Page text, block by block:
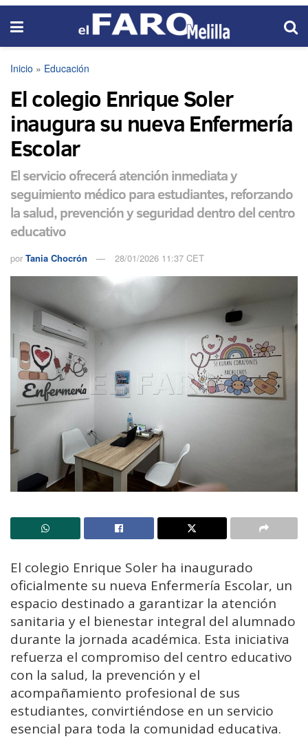
Inicio » Educación
El colegio Enrique Soler
inaugura su nueva Enfermería
Escolar
El servicio ofrecerá atención inmediata y
seguimiento médico para estudiantes, reforzando
la salud, prevención y seguridad dentro del centro
educativo
por Tania Chocrón 28/01/2026 11:37 CET
El colegio Enrique Soler ha inaugurado
oficialmente su nueva Enfermería Escolar, un
espacio destinado a garantizar la atención
sanitaria y el bienestar integral del alumnado
durante la jornada académica. Esta iniciativa
refuerza el compromiso del centro educativo
con la salud, la prevención y el
acompañamiento profesional de sus
estudiantes, convirtiéndose en un servicio
esencial para toda la comunidad educativa.